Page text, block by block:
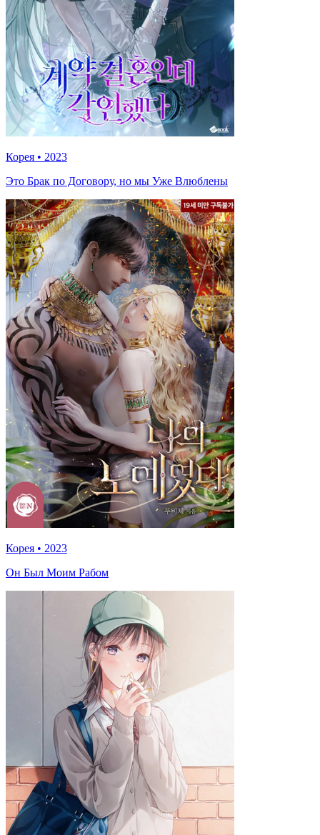
Корея • 2023
Это Брак по Договору, но мы Уже Влюблены
Корея • 2023
Он Был Моим Рабом